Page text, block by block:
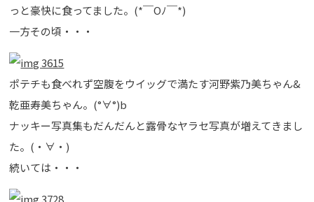
っと豪快に食ってました。(*￣Oﾉ￣*)
一方その頃・・・
ポテチも食べれず空腹をウイッグで満たす河野紫乃美ちゃん&
乾亜寿美ちゃん。(°∀°)b
ナッキー写真集もだんだんと露骨なヤラセ写真が増えてきまし
た。(・∀・)
続いては・・・